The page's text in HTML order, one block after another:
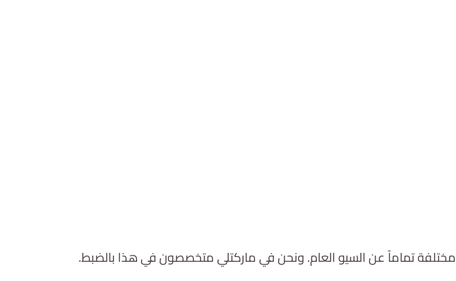
مختلفة تماماً عن السيو العام. ونحن في ماركتلي متخصصون في هذا بالضبط.